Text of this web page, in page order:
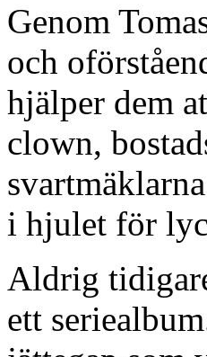
Genom
och
hjälper dem
clown,
i hjulet för
Aldrig
ett